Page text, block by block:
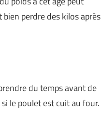
perdre des kilos après
du temps avant de
le poulet est cuit au four.